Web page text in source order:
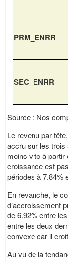
PRM_ENRR
SEC_ENRR
Source : Nos
Le revenu par
accru sur les trois
moins vite à partir
croissance est
périodes à 7.84%
En revanche, le
d’accroissement
de 6.92% entre
entre les deux
convexe car il
Au vu de la